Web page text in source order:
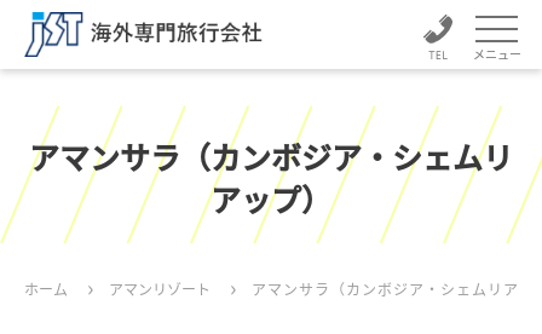
メニュー
アマンサラ（カンボジア・シェムリ
アップ）
ホーム アマンリゾート アマンサラ（カンボジア・シェムリアッ